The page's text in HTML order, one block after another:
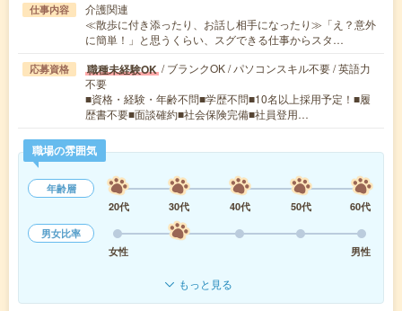
仕事内容
介護関連
≪散歩に付き添ったり、お話し相手になったり≫「え？意外
に簡単！」と思うくらい、スグできる仕事からスタ…
応募資格 職種未経験OK / ブランクOK / パソコンスキル不要 / 英語力
不要
■資格・経験・年齢不問■学歴不問■10名以上採用予定！■履
歴書不要■面談確約■社会保険完備■社員登用…
職場の雰囲気
年齢層
20代
30代 40代 50代
60代
男女比率
女性
男性
もっと見る